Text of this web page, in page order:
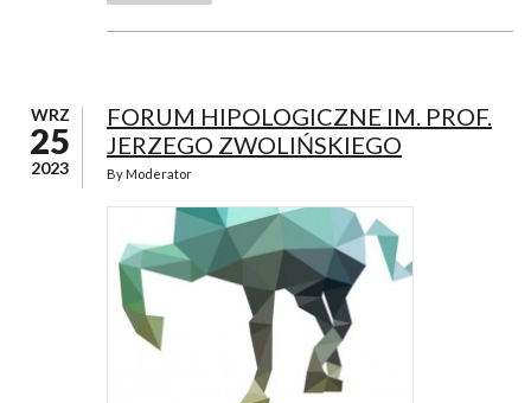
WRZ
25
2023
FORUM HIPOLOGICZNE IM. PROF.
JERZEGO ZWOLIŃSKIEGO
By Moderator